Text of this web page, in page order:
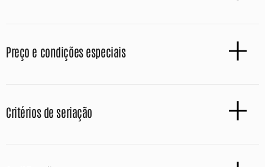
Preço e condições especiais
Critérios de seriação